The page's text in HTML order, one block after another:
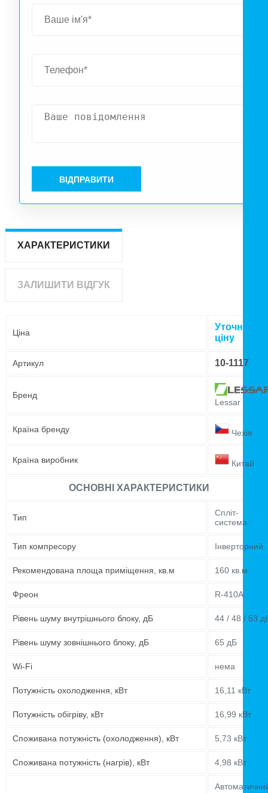
ВІДПРАВИТИ
ХАРАКТЕРИСТИКИ
ЗАЛИШИТИ ВІДГУК
Ціна
Уточнюйте
ціну
Артикул 10-1117
Бренд
Lessar
Країна бренду Чехія
Країна виробник Китай
ОСНОВНІ ХАРАКТЕРИСТИКИ
Тип
Спліт-
система
Тип компресору Інверторний
Рекомендована площа приміщення, кв.м 160 кв.м
Фреон R-410A
Рівень шуму внутрішнього блоку, дБ 44 / 48 / 53
Рівень шуму зовнішнього блоку, дБ 65 дБ
Wi-Fi нема
Потужність охолодження, кВт 16,11 кВт
Потужність обігріву, кВт 16,99 кВт
Споживана потужність (охолодження), кВт 5,73 кВт
Споживана потужність (нагрів), кВт 4,98 кВт